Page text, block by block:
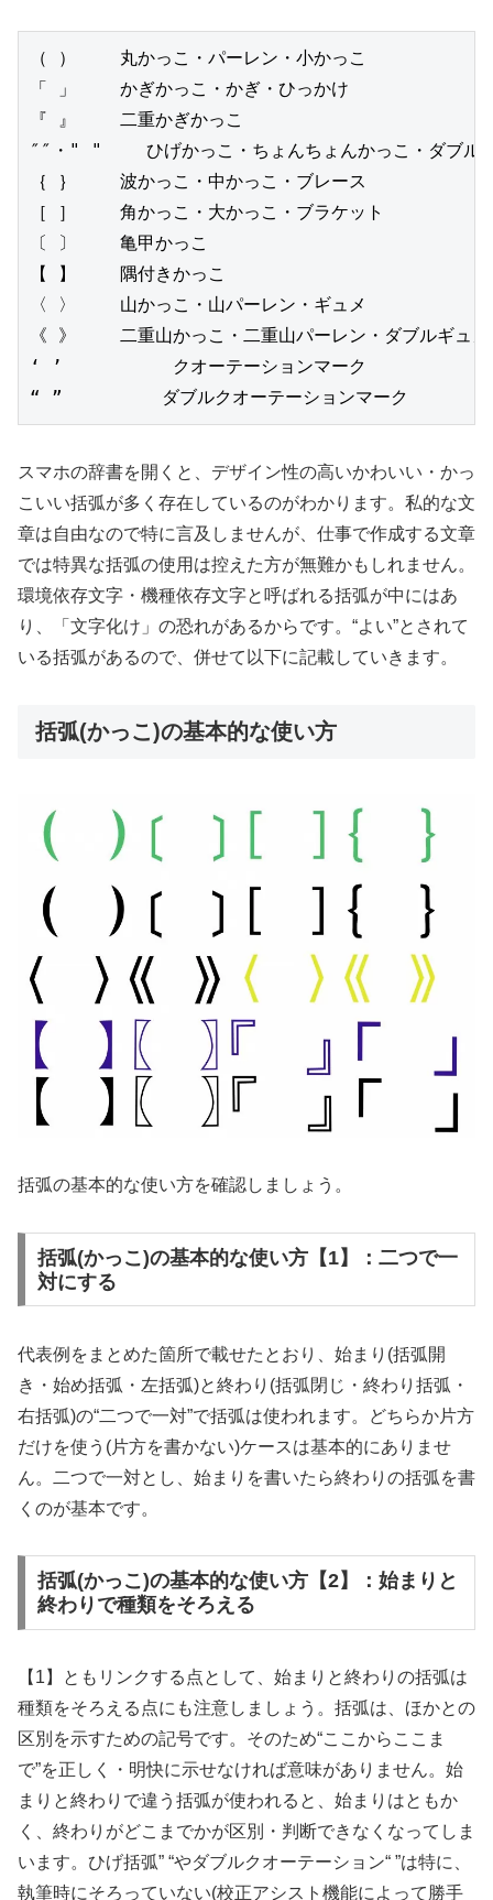
（ ）    丸かっこ・パーレン・小かっこ
「 」    かぎかっこ・かぎ・ひっかけ
『 』    二重かぎかっこ
″″・" "    ひげかっこ・ちょんちょんかっこ・ダブル
｛ ｝    波かっこ・中かっこ・ブレース
［ ］    角かっこ・大かっこ・ブラケット
〔 〕    亀甲かっこ
【 】    隅付きかっこ
〈 〉    山かっこ・山パーレン・ギュメ
《 》    二重山かっこ・二重山パーレン・ダブルギュメ
‘ ’          クオーテーションマーク
“ ”         ダブルクオーテーションマーク
スマホの辞書を開くと、デザイン性の高いかわいい・かっ
こいい括弧が多く存在しているのがわかります。私的な文
章は自由なので特に言及しませんが、仕事で作成する文章
では特異な括弧の使用は控えた方が無難かもしれません。
環境依存文字・機種依存文字と呼ばれる括弧が中にはあ
り、「文字化け」の恐れがあるからです。“よい”とされて
いる括弧があるので、併せて以下に記載していきます。
括弧(かっこ)の基本的な使い方
括弧の基本的な使い方を確認しましょう。
括弧(かっこ)の基本的な使い方【1】：二つで一
対にする
代表例をまとめた箇所で載せたとおり、始まり(括弧開
き・始め括弧・左括弧)と終わり(括弧閉じ・終わり括弧・
右括弧)の“二つで一対”で括弧は使われます。どちらか片方
だけを使う(片方を書かない)ケースは基本的にありませ
ん。二つで一対とし、始まりを書いたら終わりの括弧を書
くのが基本です。
括弧(かっこ)の基本的な使い方【2】：始まりと
終わりで種類をそろえる
【1】ともリンクする点として、始まりと終わりの括弧は
種類をそろえる点にも注意しましょう。括弧は、ほかとの
区別を示すための記号です。そのため“ここからここま
で”を正しく・明快に示せなければ意味がありません。始
まりと終わりで違う括弧が使われると、始まりはともか
く、終わりがどこまでかが区別・判断できなくなってしま
います。ひげ括弧” “やダブルクオーテーション“ ”は特に、
執筆時にそろっていない(校正アシスト機能によって勝手